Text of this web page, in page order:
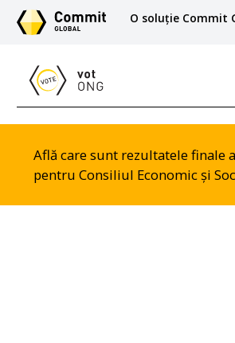
O soluție Commit
Află care sunt rezultatele finale
pentru Consiliul Economic și